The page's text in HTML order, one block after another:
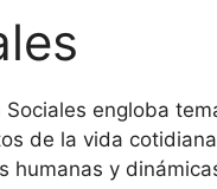
Sociales engloba
de la vida
humanas y